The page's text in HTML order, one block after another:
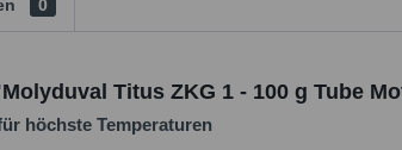
0
Titus ZKG 1 - 100 g Tube
höchste Temperaturen